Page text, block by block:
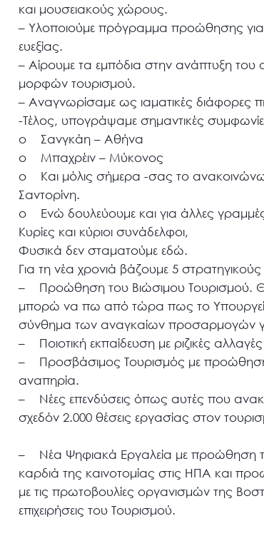
και μουσειακούς χώρους.
– Υλοποιούμε πρόγραμμα προώθησης για
ευεξίας.
– Αίρουμε τα εμπόδια στην ανάπτυξη του
μορφών τουρισμού.
– Αναγνωρίσαμε ως ιαματικές διάφορες
-Τέλος, υπογράψαμε σημαντικές
o Σανγκάη – Αθήνα
o Μπαχρέιν – Μύκονος
o Και μόλις σήμερα -σας το
Σαντορίνη.
o Ενώ δουλεύουμε και για άλλες
Κυρίες και κύριοι συνάδελφοι,
Φυσικά δεν σταματούμε εδώ.
Για τη νέα χρονιά βάζουμε 5
– Προώθηση του Βιώσιμου Τουρισμού.
μπορώ να πω από τώρα πως το
σύνθημα των αναγκαίων προσαρμογών
– Ποιοτική εκπαίδευση με ριζικές
– Προσβάσιμος Τουρισμός με προώθηση
αναπηρία.
– Νέες επενδύσεις όπως αυτές που
σχεδόν 2.000 θέσεις εργασίας στον
– Νέα Ψηφιακά Εργαλεία με προώθηση
καρδιά της καινοτομίας στις ΗΠΑ και
με τις πρωτοβουλίες οργανισμών της
επιχειρήσεις του Τουρισμού.